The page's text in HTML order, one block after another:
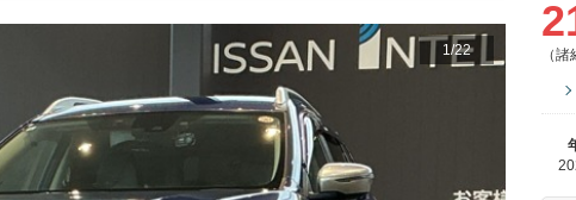
1/22
（